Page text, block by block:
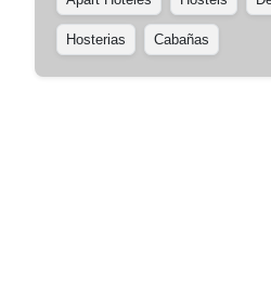
Hosterias Cabañas